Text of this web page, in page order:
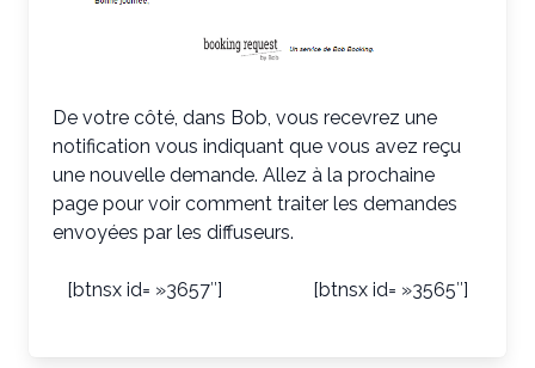
De votre côté, dans Bob, vous recevrez une
notification vous indiquant que vous avez reçu
une nouvelle demande. Allez à la prochaine
page pour voir comment traiter les demandes
envoyées par les diffuseurs.
[btnsx id= »3657″] [btnsx id= »3565″]